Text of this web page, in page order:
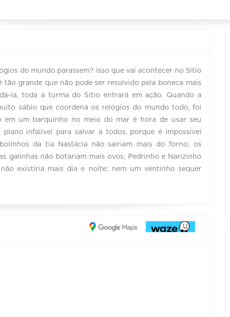
do mundo parassem? Isso que vai acontecer no Sítio
tão grande que não pode ser resolvido pela boneca mais
la, toda a turma do Sítio entrará em ação. Quando a
sábio que coordena os relógios do mundo todo, foi
em um barquinho no meio do mar é hora de usar seu
infalível para salvar a todos, porque é impossível
da tia Nastácia não sairiam mais do forno; os
galinhas não botariam mais ovos; Pedrinho e Narizinho
existiria mais dia e noite; nem um ventinho sequer